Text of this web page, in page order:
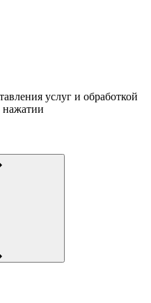
услуг и обработкой